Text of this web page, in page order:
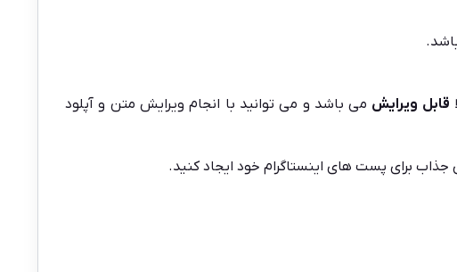
قابل ویرایش می باشد و می توانید با انجام ویرایش متن و آپلود
برای پست های اینستاگرام خود ایجاد کنید.